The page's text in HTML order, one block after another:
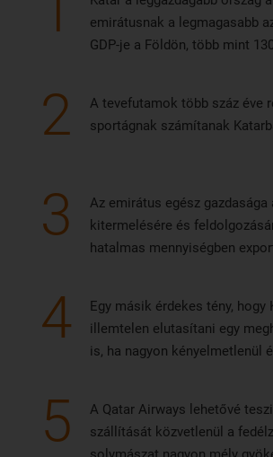
hatalmas bázissal rendelkezik itt.
Turkish Airlines vagy a Pegasus
emirátusnak a legmagasabb
GDP-je a Földön, több mint
2
A tevefutamok több száz éve
sportágnak számítanak
3
Az emirátus egész
kitermelésére és
hatalmas mennyiségben
4
Egy másik érdekes tény, hogy
illemtelen elutasítani egy
is, ha nagyon kényelmetlenül
5
A Qatar Airways lehetővé
szállítását közvetlenül a